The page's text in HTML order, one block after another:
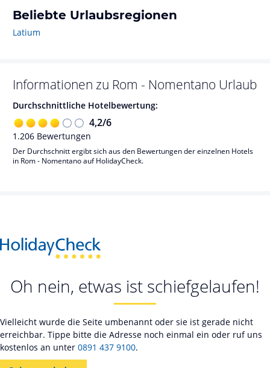
Beliebte Urlaubsregionen
Latium
Informationen zu Rom - Nomentano Urlaub
Durchschnittliche Hotelbewertung:
4,2/6
1.206 Bewertungen
Der Durchschnitt ergibt sich aus den Bewertungen der einzelnen Hotels
in Rom - Nomentano auf HolidayCheck.
Oh nein, etwas ist schiefgelaufen!
Vielleicht wurde die Seite umbenannt oder sie ist gerade nicht
erreichbar. Tippe bitte die Adresse noch einmal ein oder ruf uns
kostenlos an unter 0891 437 9100.